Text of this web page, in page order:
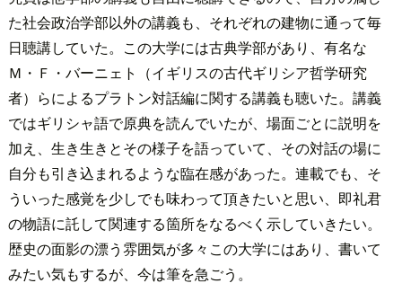
た社会政治学部以外の講義も、それぞれの建物に通って毎
日聴講していた。この大学には古典学部があり、有名な
Ｍ・Ｆ・バーニェト（イギリスの古代ギリシア哲学研究
者）らによるプラトン対話編に関する講義も聴いた。講義
ではギリシャ語で原典を読んでいたが、場面ごとに説明を
加え、生き生きとその様子を語っていて、その対話の場に
自分も引き込まれるような臨在感があった。連載でも、そ
ういった感覚を少しでも味わって頂きたいと思い、即礼君
の物語に託して関連する箇所をなるべく示していきたい。
歴史の面影の漂う雰囲気が多々この大学にはあり、書いて
みたい気もするが、今は筆を急ごう。